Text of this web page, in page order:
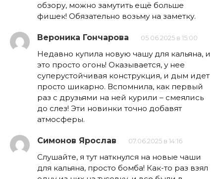
обзору, можно замутить ещё больше
фишек! Обязательно возьму на заметку.
Вероника Гончарова 05.06.2025 в 15:00
Недавно купила новую чашу для кальяна, и
это просто огонь! Оказывается, у нее
суперустойчивая конструкция, и дым идет
просто шикарно. Вспомнила, как первый
раз с друзьями на ней курили – смеялись
до слез! Эти новинки точно добавят
атмосферы.
Симонов Ярослав 07.06.2025 в 14:16
Слушайте, я тут наткнулся на новые чаши
для кальяна, просто бомба! Как-то раз взял